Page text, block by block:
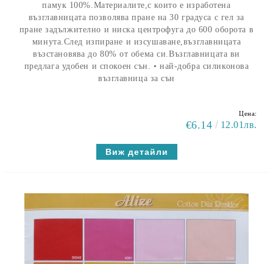
памук 100%.Материалите,с които е изработена
възглавницата позволява пране на 30 градуса с гел за
пране задължително и ниска центрофуга до 600 оборота в
минута.След изпиране и изсушаване,възглавницата
възстановява до 80% от обема си.Възглавницата ви
предлага удобен и спокоен сън. • най-добра силиконова
възглавница за сън
Цена:
€6.14 12.01лв.
Виж детайли